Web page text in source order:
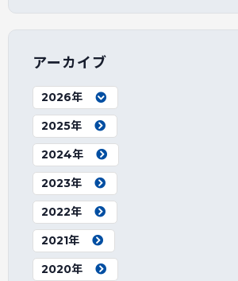
アーカイブ
2026年
2025年
2024年
2023年
2022年
2021年
2020年